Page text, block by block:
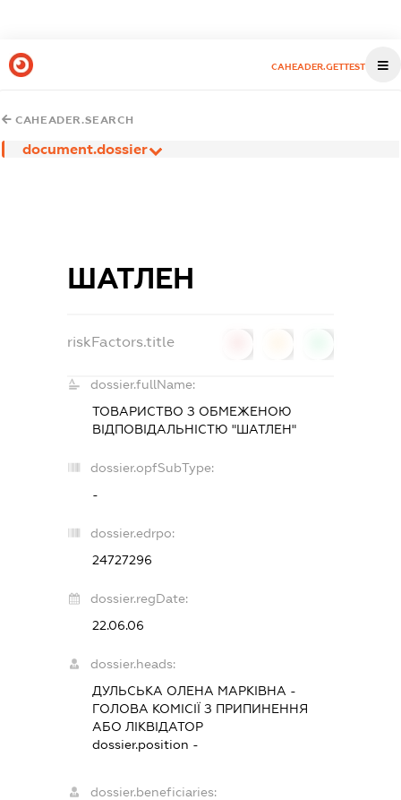
CAHEADER.GETTEST
CAHEADER.SEARCH
document.dossier
ШАТЛЕН
riskFactors.title
dossier.fullName:
ТОВАРИСТВО З ОБМЕЖЕНОЮ
ВІДПОВІДАЛЬНІСТЮ "ШАТЛЕН"
dossier.opfSubType:
-
dossier.edrpo:
24727296
dossier.regDate:
22.06.06
dossier.heads:
ДУЛЬСЬКА ОЛЕНА МАРКІВНА -
ГОЛОВА КОМІСІЇ З ПРИПИНЕННЯ
АБО ЛІКВІДАТОР
dossier.position -
dossier.beneficiaries: